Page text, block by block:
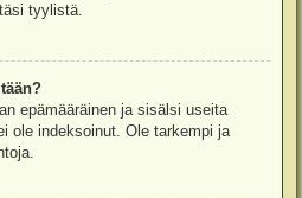
tyylistä.
epämääräinen ja sisälsi useita
ole indeksoinut. Ole tarkempi ja